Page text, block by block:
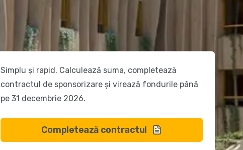
Simplu și rapid. Calculează suma, completează
contractul de sponsorizare și virează fondurile până
pe 31 decembrie 2026.
Completează contractul